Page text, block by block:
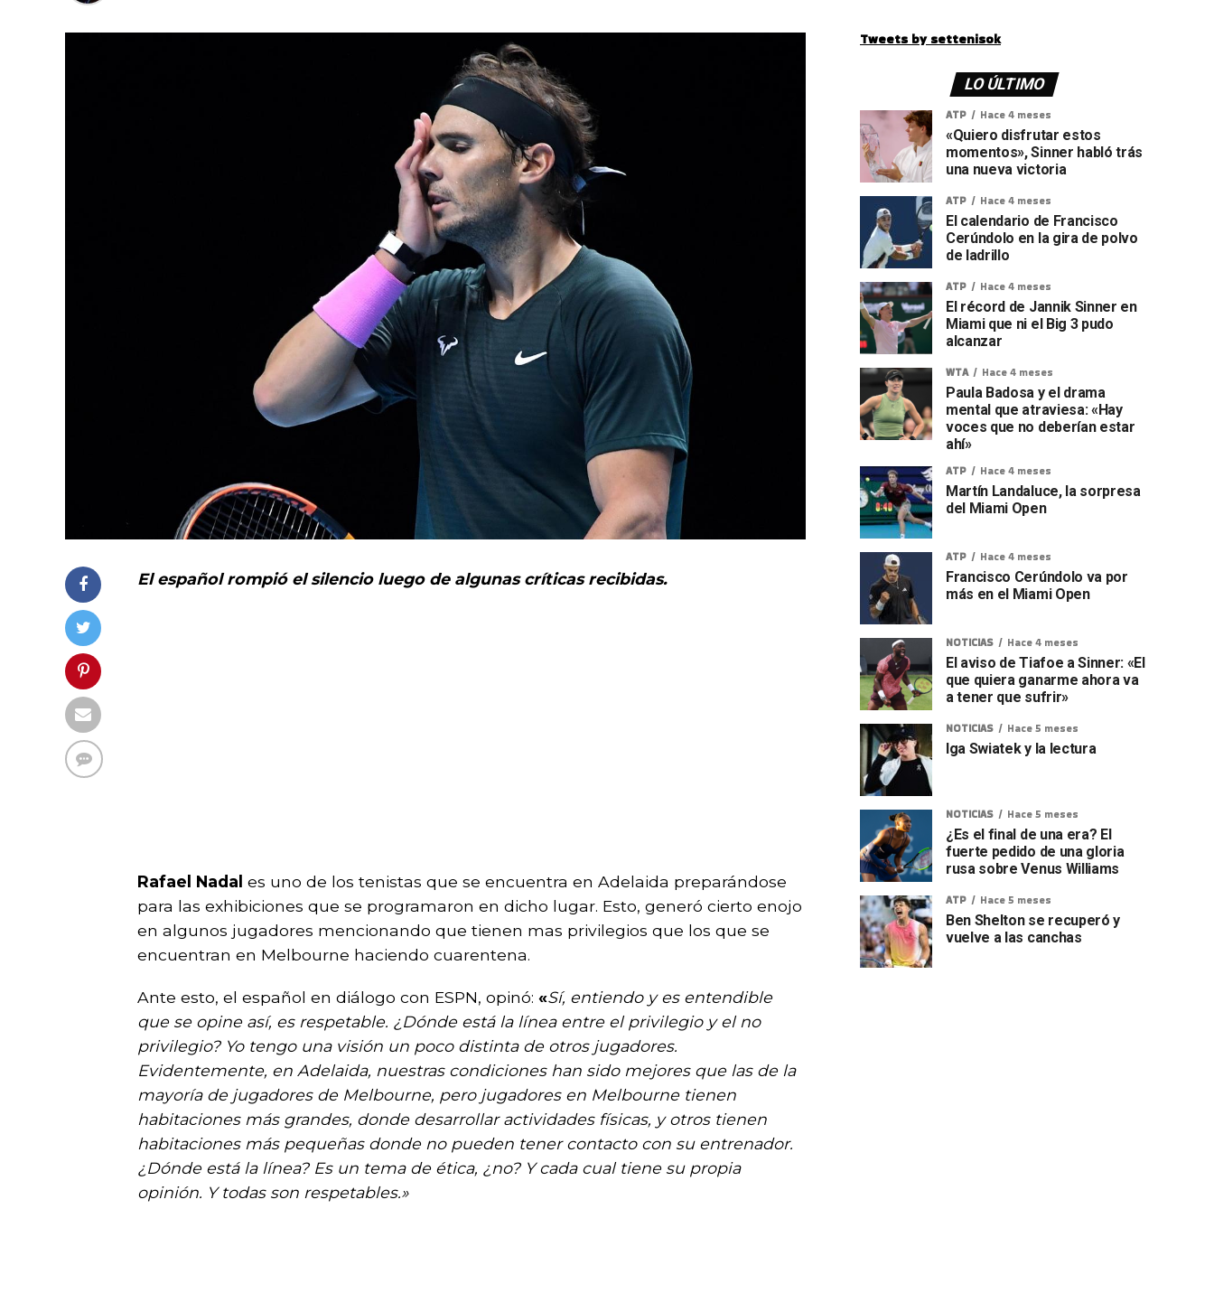
El español rompió el silencio luego de algunas críticas recibidas.
Rafael Nadal es uno de los tenistas que se encuentra en Adelaida preparándose
para las exhibiciones que se programaron en dicho lugar. Esto, generó cierto enojo
en algunos jugadores mencionando que tienen mas privilegios que los que se
encuentran en Melbourne haciendo cuarentena.
Ante esto, el español en diálogo con ESPN, opinó: «Sí, entiendo y es entendible
que se opine así, es respetable. ¿Dónde está la línea entre el privilegio y el no
privilegio? Yo tengo una visión un poco distinta de otros jugadores.
Evidentemente, en Adelaida, nuestras condiciones han sido mejores que las de la
mayoría de jugadores de Melbourne, pero jugadores en Melbourne tienen
habitaciones más grandes, donde desarrollar actividades físicas, y otros tienen
habitaciones más pequeñas donde no pueden tener contacto con su entrenador.
¿Dónde está la línea? Es un tema de ética, ¿no? Y cada cual tiene su propia
opinión. Y todas son respetables.»
Tweets by settenisok
LO ÚLTIMO
ATP Hace 4 meses
«Quiero disfrutar estos
momentos», Sinner habló trás
una nueva victoria
ATP Hace 4 meses
El calendario de Francisco
Cerúndolo en la gira de polvo
de ladrillo
ATP Hace 4 meses
El récord de Jannik Sinner en
Miami que ni el Big 3 pudo
alcanzar
WTA Hace 4 meses
Paula Badosa y el drama
mental que atraviesa: «Hay
voces que no deberían estar
ahí»
ATP Hace 4 meses
Martín Landaluce, la sorpresa
del Miami Open
ATP Hace 4 meses
Francisco Cerúndolo va por
más en el Miami Open
NOTICIAS Hace 4 meses
El aviso de Tiafoe a Sinner: «El
que quiera ganarme ahora va
a tener que sufrir»
NOTICIAS Hace 5 meses
Iga Swiatek y la lectura
NOTICIAS Hace 5 meses
¿Es el final de una era? El
fuerte pedido de una gloria
rusa sobre Venus Williams
ATP Hace 5 meses
Ben Shelton se recuperó y
vuelve a las canchas